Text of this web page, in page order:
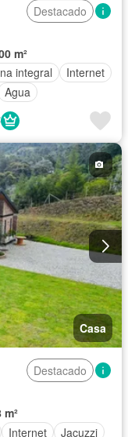
Destacado
m²
integral
Internet
Agua
Casa
Destacado
m²
Internet Jacuzzi